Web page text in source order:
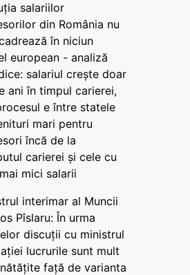
salariilor
din România nu
în niciun
european - analiză
salariul crește doar
ani în timpul carierei,
e între statele
mari pentru
încă de la
carierei și cele cu
mici salarii
interimar al Muncii
Pîslaru: În urma
discuții cu ministrul
lucrurile sunt mult
față de varianta